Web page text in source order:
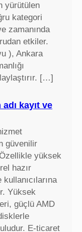
yürütülen
kategori
zamanında
etkiler.
), Ankara
[…]
kayıt ve
güvenilir
yüksek
hazır
Yüksek
güçlü AMD
E-ticaret